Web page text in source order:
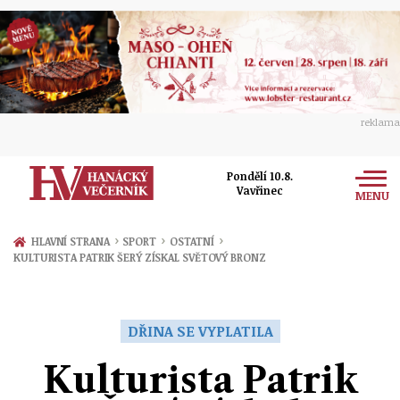
reklama
Pondělí 10.8.
Vavřinec
MENU
Zprávy
Přerov
Ekonomika
Ženy
Sport
HLAVNÍ STRANA › SPORT › OSTATNÍ ›
KULTURISTA PATRIK ŠERÝ ZÍSKAL SVĚTOVÝ BRONZ
DŘINA SE VYPLATILA
Kulturista Patrik